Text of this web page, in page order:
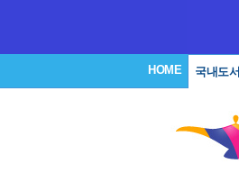
HOME 국내도서